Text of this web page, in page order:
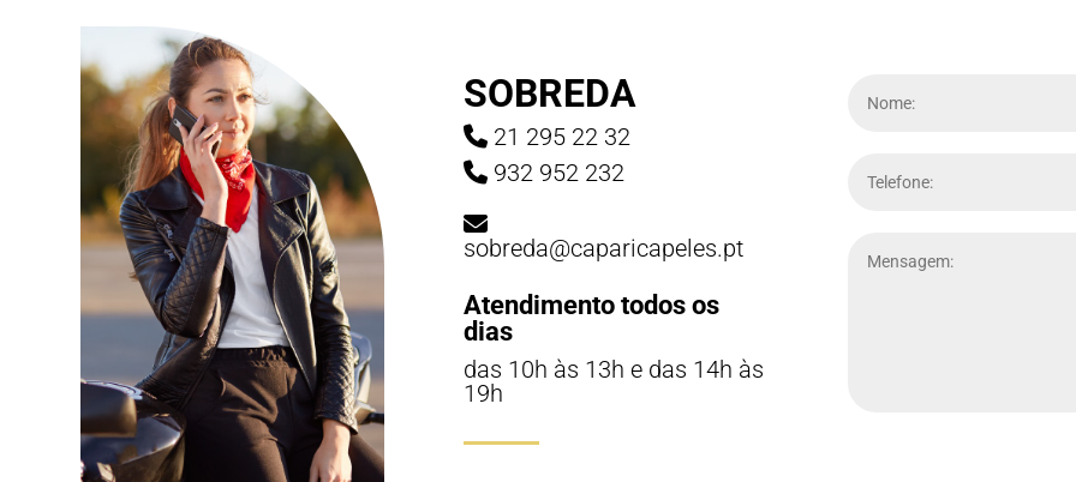
SOBREDA
21 295 22 32
932 952 232
sobreda@caparicapeles.pt
Atendimento todos os
dias
das 10h às 13h e das 14h às
19h